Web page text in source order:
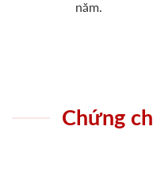
năm.
Chứng